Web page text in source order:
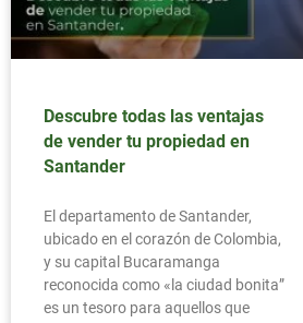
Descubre todas las ventajas
de vender tu propiedad en
Santander
El departamento de Santander,
ubicado en el corazón de Colombia,
y su capital Bucaramanga
reconocida como «la ciudad bonita”
es un tesoro para aquellos que